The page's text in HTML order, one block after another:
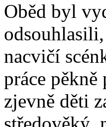
Oběd byl
nacvičí
práce
zjevně děti